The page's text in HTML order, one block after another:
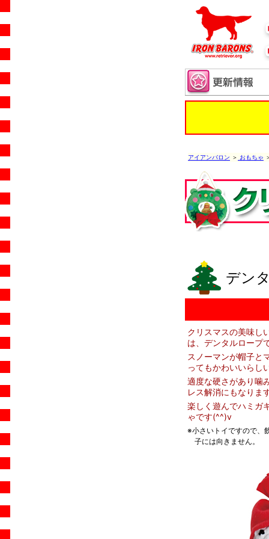
アイアンバロン ＞ おもちゃ
デン
クリスマスの美味し
は、デンタルロープ
スノーマンが帽子と
ってもかわいいらし
適度な硬さがあり噛
レス解消にもなりま
楽しく遊んでハミガ
ゃです(^^)v
※小さいトイですので、
子には向きません。